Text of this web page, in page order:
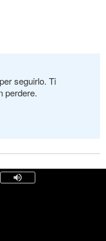
seguirlo. Ti
perdere.